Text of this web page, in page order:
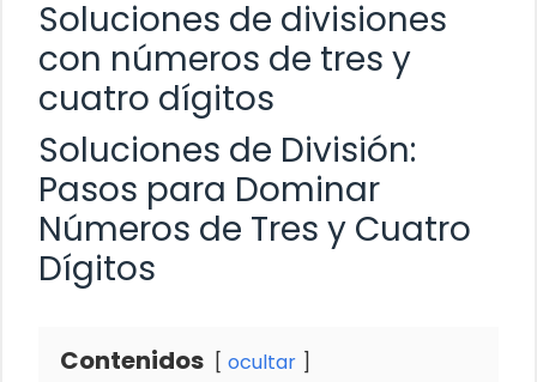
Soluciones de divisiones
con números de tres y
cuatro dígitos
Soluciones de División:
Pasos para Dominar
Números de Tres y Cuatro
Dígitos
Contenidos ocultar